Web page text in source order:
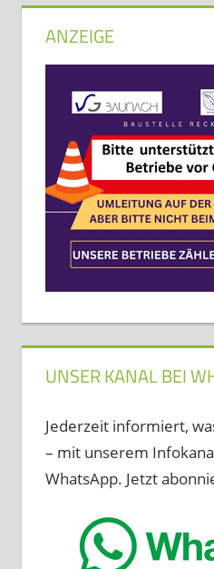
ANZEIGE
UNSER KANAL BEI
Jederzeit informiert,
– mit unserem
WhatsApp. Jetzt